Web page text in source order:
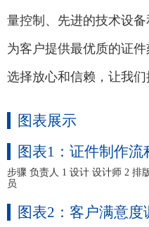
量控制、先进的技术设
为客户提供最优质的证
选择放心和信赖，让我们
图表展示
图表1：证件制作流
步骤 负责人 1 设计 设计师 2 排
员
图表2：客户满意度